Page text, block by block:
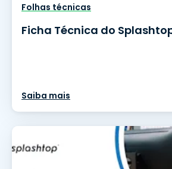
Folhas técnicas
Ficha Técnica do
Saiba mais